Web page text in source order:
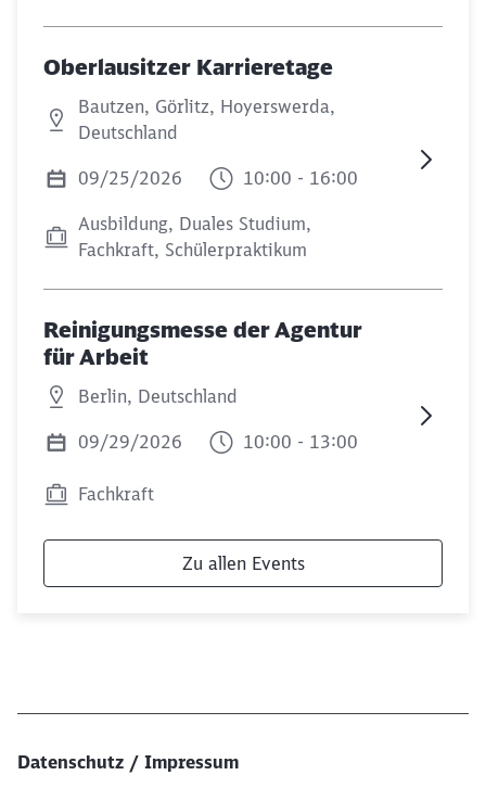
Oberlausitzer Karrieretage
Bautzen, Görlitz, Hoyerswerda,
Deutschland
09/25/2026 10:00 - 16:00
Ausbildung, Duales Studium,
Fachkraft, Schülerpraktikum
Reinigungsmesse der Agentur
für Arbeit
Berlin, Deutschland
09/29/2026 10:00 - 13:00
Fachkraft
Zu allen Events
Datenschutz / Impressum